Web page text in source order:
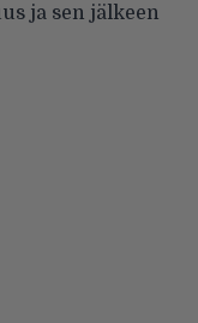
ja sen jälkeen